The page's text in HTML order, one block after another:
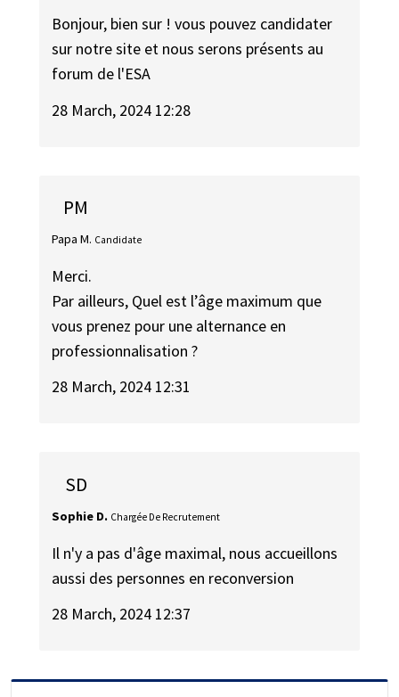
Bonjour, bien sur ! vous pouvez candidater
sur notre site et nous serons présents au
forum de l'ESA
28 March, 2024 12:28
PM
Papa M. Candidate
Merci.
Par ailleurs, Quel est l’âge maximum que
vous prenez pour une alternance en
professionnalisation ?
28 March, 2024 12:31
SD
Sophie D. Chargée De Recrutement
Il n'y a pas d'âge maximal, nous accueillons
aussi des personnes en reconversion
28 March, 2024 12:37